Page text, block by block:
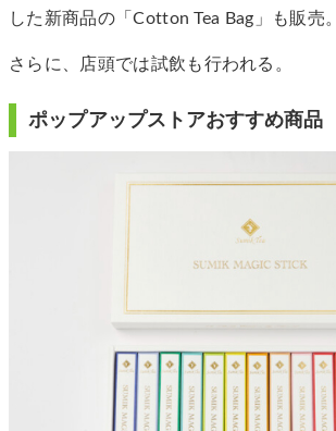
した新商品の「Cotton Tea Bag」も販売。
さらに、店頭では試飲も行われる。
ポップアップストアおすすめ商品